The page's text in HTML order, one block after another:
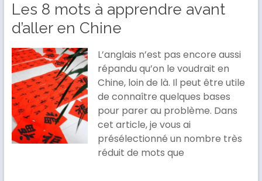
Les 8 mots à apprendre avant
d’aller en Chine
L’anglais n’est pas encore aussi
répandu qu’on le voudrait en
Chine, loin de là. Il peut être utile
de connaître quelques bases
pour parer au problème. Dans
cet article, je vous ai
présélectionné un nombre très
réduit de mots que